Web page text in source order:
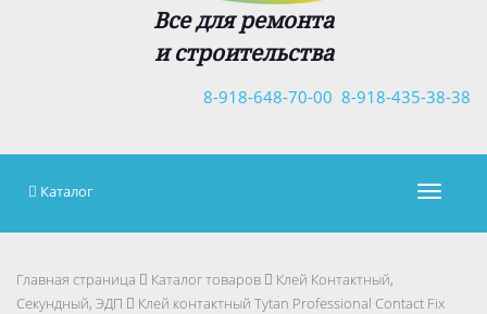
Все для ремонта
и строительства
8-918-435-38-38
8-918-648-70-00
Каталог
Главная страница Каталог товаров
Клей Контактный,
Секундный, ЭДП
Клей контактный Tytan Professional Contact Fix